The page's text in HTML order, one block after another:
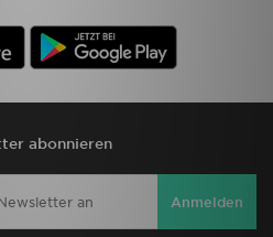
abonnieren
Anmelden